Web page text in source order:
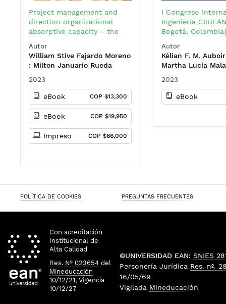
Project management and
direction organizational
absorptive capacity – the
Autor
William Stive Fajardo Moreno
: Milton Januario Rueda
Moreno Monsalve : Henry
Mauricio Diez-Silva
2023
eBook COP $13,300
eBook COP $19,950
Impreso COP $66,000
I Congreso
Ingeniería
Bogotá, Colombia)
Autor
Kélian F. M.
Martha Lucía
Pachón : Robert
Jaime Nieto :
Cristancho :
2023
eBook
POLÍTICA DE COOKIES PREGUNTAS FRECUENTES
Con acreditación
Institucional de
Alta Calidad
Res. Nº 023654 del
Mineducación
10/12/21, Vigencia
10/12/27
©UNIVERSIDAD EAN: SNIES
Personería Jurídica Res. nº.
16/05/69
Vigilada Mineducación